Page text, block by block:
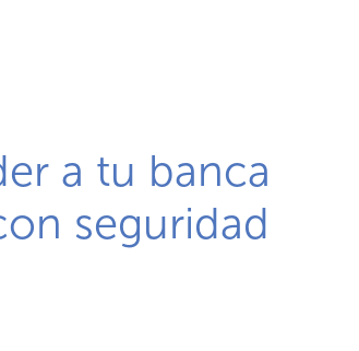
a tu banca
seguridad